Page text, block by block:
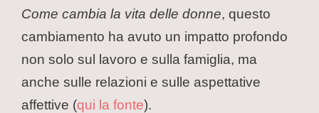
Come cambia la vita delle donne, questo
cambiamento ha avuto un impatto profondo
non solo sul lavoro e sulla famiglia, ma
anche sulle relazioni e sulle aspettative
affettive (qui la fonte).